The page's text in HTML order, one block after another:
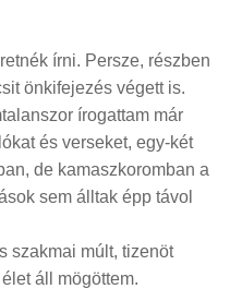
írni. Persze, részben
önkifejezés végett is.
írogattam már
és verseket, egy-két
de kamaszkoromban a
sem álltak épp távol
szakmai múlt, tizenöt
áll mögöttem.